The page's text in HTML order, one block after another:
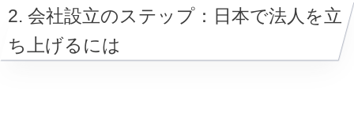
2. 会社設立のステップ：日本で法人を立
ち上げるには